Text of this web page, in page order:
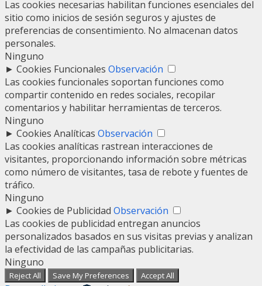
Las cookies necesarias habilitan funciones esenciales del
sitio como inicios de sesión seguros y ajustes de
preferencias de consentimiento. No almacenan datos
personales.
Ninguno
► Cookies Funcionales Observación
Las cookies funcionales soportan funciones como
compartir contenido en redes sociales, recopilar
comentarios y habilitar herramientas de terceros.
Ninguno
► Cookies Analíticas Observación
Las cookies analíticas rastrean interacciones de
visitantes, proporcionando información sobre métricas
como número de visitantes, tasa de rebote y fuentes de
tráfico.
Ninguno
► Cookies de Publicidad Observación
Las cookies de publicidad entregan anuncios
personalizados basados en sus visitas previas y analizan
la efectividad de las campañas publicitarias.
Ninguno
Reject All Save My Preferences Accept All